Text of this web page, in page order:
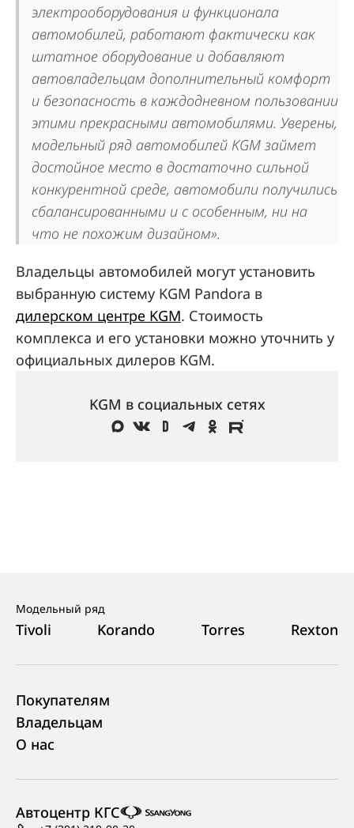
электрооборудования и функционала
автомобилей, работают фактически как
штатное оборудование и добавляют
автовладельцам дополнительный комфорт
и безопасность в каждодневном пользовании
этими прекрасными автомобилями. Уверены,
модельный ряд автомобилей KGM займет
достойное место в достаточно сильной
конкурентной среде, автомобили получились
сбалансированными и с особенным, ни на
что не похожим дизайном».
Владельцы автомобилей могут установить
выбранную систему KGM Pandora в
дилерском центре KGM. Стоимость
комплекса и его установки можно уточнить у
официальных дилеров KGM.
KGM в социальных сетях
Автоцентр КГС
Модельный ряд
Tivoli Korando Torres Rexton
Покупателям
Владельцам
О нас